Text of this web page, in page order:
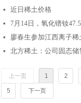
넷 近日稀土价格
넷
넷
넷
上一页 1 2
5 下一页